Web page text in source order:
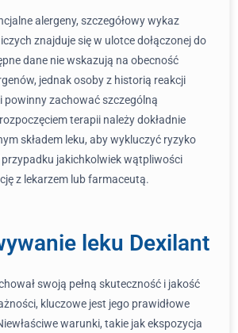
alergeny, szczegółowy wykaz
znajduje się w ulotce dołączonej do
dane nie wskazują na obecność
jednak osoby z historią reakcji
powinny zachować szczególną
terapii należy dokładnie
składem leku, aby wykluczyć ryzyko
jakichkolwiek wątpliwości
z lekarzem lub farmaceutą.
leku Dexilant
swoją pełną skuteczność i jakość
kluczowe jest jego prawidłowe
warunki, takie jak ekspozycja